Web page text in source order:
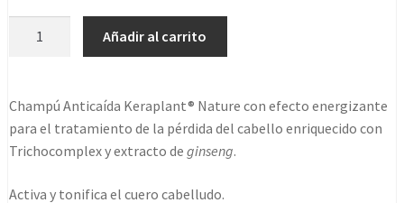
precio
original
19,38€.
precio
actual
13,95€.
250ml
cantidad
Añadir al carrito
Champú Anticaída Keraplant® Nature con efecto energizante
para el tratamiento de la pérdida del cabello enriquecido con
Trichocomplex y extracto de ginseng.
Activa y tonifica el cuero cabelludo.